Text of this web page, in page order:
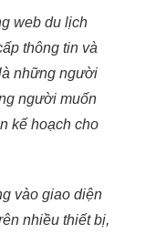
web du lịch
thông tin và
những người
người muốn
kế hoạch cho
vào giao diện
nhiều thiết bị,